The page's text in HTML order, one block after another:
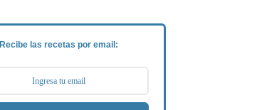
Recibe las recetas por email: